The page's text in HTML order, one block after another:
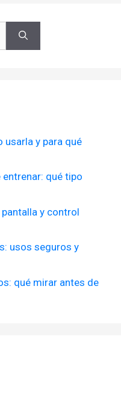
usarla y para qué
qué tipo
y control
usos seguros y
qué mirar antes de